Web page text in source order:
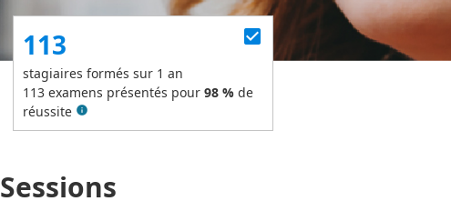
check_box
113
stagiaires formés sur 1 an
113 examens présentés pour 98 %de
réussite info
Sessions